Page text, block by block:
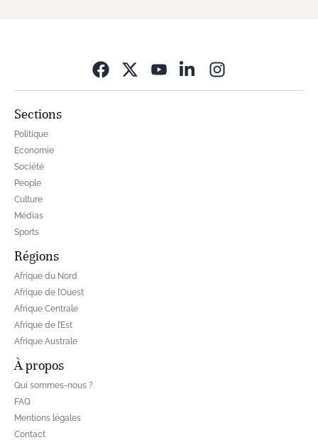
Sections
Politique
Economie
Société
People
Culture
Médias
Sports
Régions
Afrique du Nord
Afrique de l’Ouest
Afrique Centrale
Afrique de l’Est
Afrique Australe
À propos
Qui sommes-nous ?
FAQ
Mentions légales
Contact